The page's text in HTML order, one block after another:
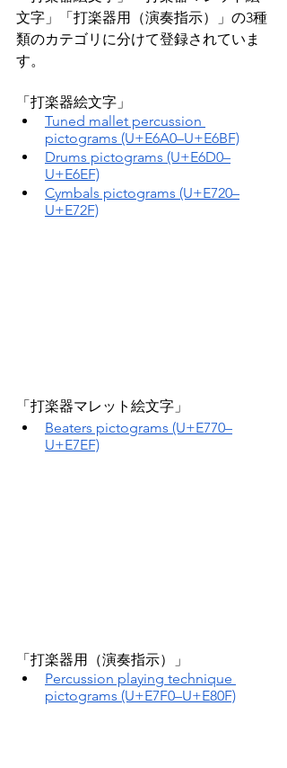
文字」「打楽器用（演奏指示）」の3種
類のカテゴリに分けて登録されていま
す。
「打楽器絵文字」
Tuned mallet percussion
pictograms (U+E6A0–U+E6BF)
Drums pictograms (U+E6D0–
U+E6EF)
Cymbals pictograms (U+E720–
U+E72F)
「打楽器マレット絵文字」
Beaters pictograms (U+E770–
U+E7EF)
「打楽器用（演奏指示）」
Percussion playing technique
pictograms (U+E7F0–U+E80F)